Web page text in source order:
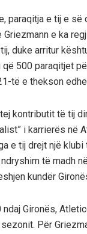
paraqitja e tij e
Griezmann e ka
duke arritur
500 paraqitjet
të e thekson
kontributit të tij
i karrierës në
e tij drejt një
të madh
kundër
Gironës,
Për